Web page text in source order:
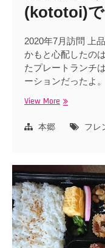
(kototoi)
2020年7月訪問 上
かもと心配したの
たプレートランチ
ーションだったよ
View More春
の
コ
ト
ト
ワ
(kototoi)
で
本郷 フレ